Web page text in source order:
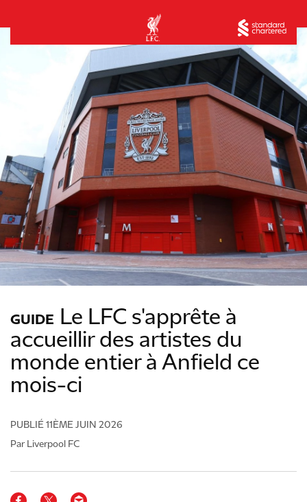
GUIDE
Le LFC s'apprête à
accueillir des artistes du
monde entier à Anfield ce
mois-ci
PUBLIÉ 11ÈME JUIN 2026
Par Liverpool FC